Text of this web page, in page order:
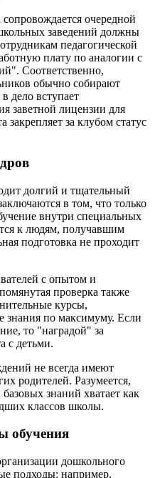
очередной
заведений должны
педагогической
плату по аналогии с
Соответственно,
обычно собирают
дело вступает
заветной лицензии для
закрепляет за клубом статус
долгий и тщательный
в том, что только
внутри специальных
к людям, получавшим
подготовка не проходит
с опытом и
проверка также
курсы,
знания по максимуму. Если
то "наградой" за
с детьми.
не всегда имеют
родителей. Разумеется,
знаний хватает как
классов школы.
обучения
дошкольного
подходы: например,